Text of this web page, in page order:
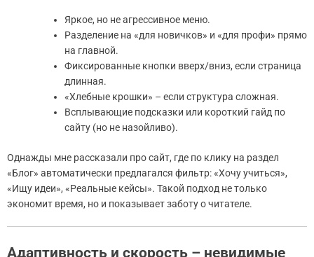
Яркое, но не агрессивное меню.
Разделение на «для новичков» и «для профи» прямо
на главной.
Фиксированные кнопки вверх/вниз, если страница
длинная.
«Хлебные крошки» – если структура сложная.
Всплывающие подсказки или короткий гайд по
сайту (но не назойливо).
Однажды мне рассказали про сайт, где по клику на раздел
«Блог» автоматически предлагался фильтр: «Хочу учиться»,
«Ищу идеи», «Реальные кейсы». Такой подход не только
экономит время, но и показывает заботу о читателе.
Адаптивность и скорость – невидимые